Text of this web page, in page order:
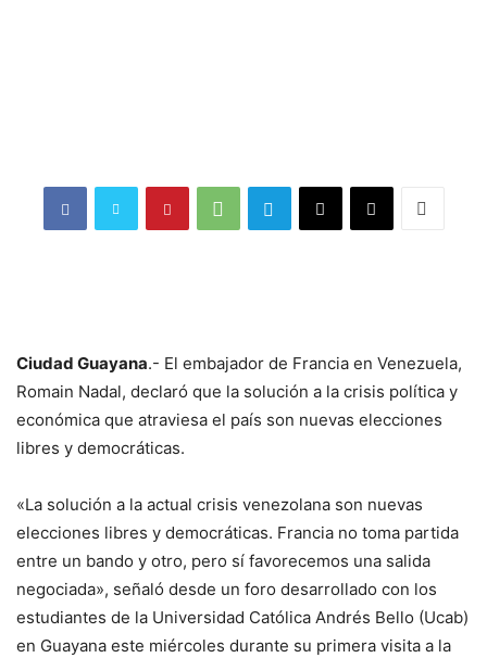
Ciudad Guayana.- El embajador de Francia en Venezuela,
Romain Nadal, declaró que la solución a la crisis política y
económica que atraviesa el país son nuevas elecciones
libres y democráticas.
«La solución a la actual crisis venezolana son nuevas
elecciones libres y democráticas. Francia no toma partida
entre un bando y otro, pero sí favorecemos una salida
negociada», señaló desde un foro desarrollado con los
estudiantes de la Universidad Católica Andrés Bello (Ucab)
en Guayana este miércoles durante su primera visita a la